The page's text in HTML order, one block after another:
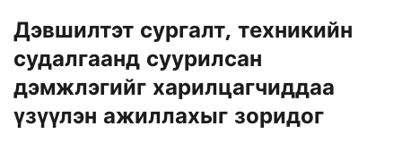
Дэвшилтэт сургалт, техникийн
судалгаанд суурилсан
дэмжлэгийг харилцагчиддаа
үзүүлэн ажиллахыг зоридог